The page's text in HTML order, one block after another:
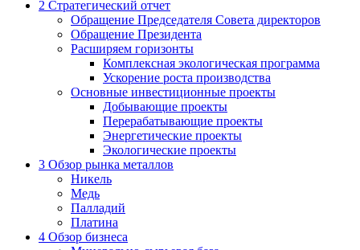
2 Стратегический отчет
Обращение Председателя Совета директоров
Обращение Президента
Расширяем горизонты
Комплексная экологическая программа
Ускорение роста производства
Основные инвестиционные проекты
Добывающие проекты
Перерабатывающие проекты
Энергетические проекты
Экологические проекты
3 Обзор рынка металлов
Никель
Медь
Палладий
Платина
4 Обзор бизнеса